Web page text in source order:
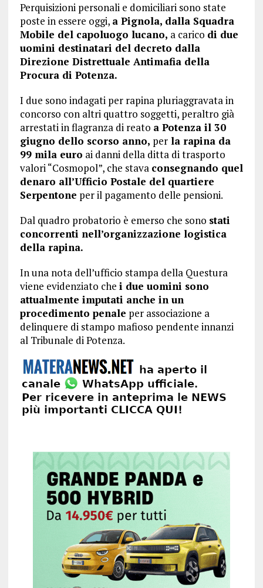
Perquisizioni personali e domiciliari sono state
poste in essere oggi, a Pignola, dalla Squadra
Mobile del capoluogo lucano, a carico di due
uomini destinatari del decreto dalla
Direzione Distrettuale Antimafia della
Procura di Potenza.
I due sono indagati per rapina pluriaggravata in
concorso con altri quattro soggetti, peraltro già
arrestati in flagranza di reato a Potenza il 30
giugno dello scorso anno, perla rapina da
99 mila euro ai danni della ditta di trasporto
valori “Cosmopol”, che stava consegnando quel
denaro all’Ufficio Postale del quartiere
Serpentone per il pagamento delle pensioni.
Dal quadro probatorio è emerso che sono stati
concorrenti nell’organizzazione logistica
della rapina.
In una nota dell’ufficio stampa della Questura
viene evidenziato che i due uomini sono
attualmente imputati anche in un
procedimento penale per associazione a
delinquere di stampo mafioso pendente innanzi
al Tribunale di Potenza.